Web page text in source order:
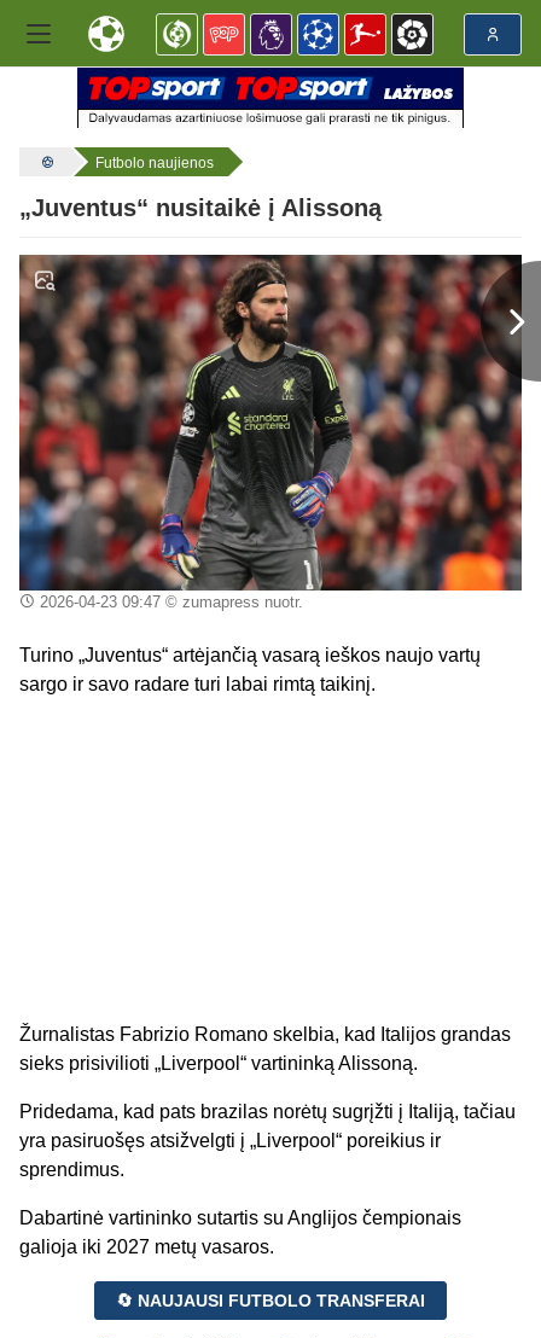
Futbolo naujienos
„Juventus“ nusitaikė į Alissoną
2026-04-23 09:47© zumapress nuotr.
Turino „Juventus“ artėjančią vasarą ieškos naujo vartų
sargo ir savo radare turi labai rimtą taikinį.
Žurnalistas Fabrizio Romano skelbia, kad Italijos grandas
sieks prisivilioti „Liverpool“ vartininką Alissoną.
Pridedama, kad pats brazilas norėtų sugrįžti į Italiją, tačiau
yra pasiruošęs atsižvelgti į „Liverpool“ poreikius ir
sprendimus.
Dabartinė vartininko sutartis su Anglijos čempionais
galioja iki 2027 metų vasaros.
🔄 NAUJAUSI FUTBOLO TRANSFERAI